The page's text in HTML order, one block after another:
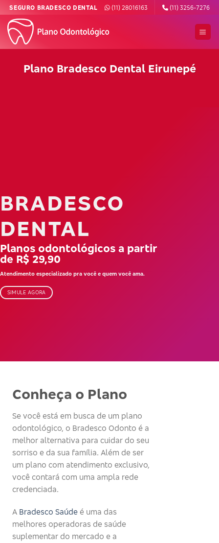
Skip
content
SEGURO BRADESCO DENTAL (11) 28016163 (11) 3256-7276
Plano Bradesco Dental Eirunepé
BRADESCO
DENTAL
Planos odontológicos a partir
de R$ 29,90
Atendimento especializado pra você e quem você ama.
SIMULE AGORA
Conheça o Plano
Se você está em busca de um plano
odontológico, o Bradesco Odonto é a
melhor alternativa para cuidar do seu
sorriso e da sua família. Além de ser
um plano com atendimento exclusivo,
você contará com uma ampla rede
credenciada.
A Bradesco Saúde é uma das
melhores operadoras de saúde
suplementar do mercado e a